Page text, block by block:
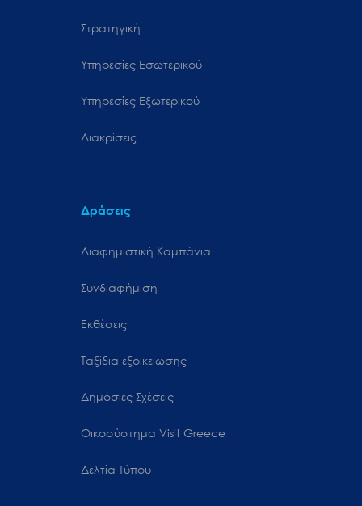
Στρατηγική
Υπηρεσίες Εσωτερικού
Υπηρεσίες Εξωτερικού
Διακρίσεις
Δράσεις
Διαφημιστική Καμπάνια
Συνδιαφήμιση
Εκθέσεις
Ταξίδια εξοικείωσης
Δημόσιες Σχέσεις
Oικοσύστημα Visit Greece
Δελτία Τύπου